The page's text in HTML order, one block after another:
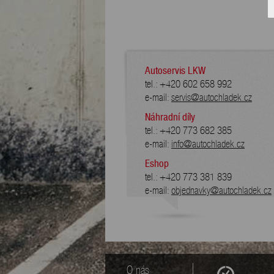
Autoservis LKW
tel.: +420 602 658 992
e-mail: servis@autochladek.cz
Náhradní díly
tel.: +420 773 682 385
e-mail: info@autochladek.cz
Eshop
tel.: +420 773 381 839
e-mail: objednavky@autochladek.cz
O nás